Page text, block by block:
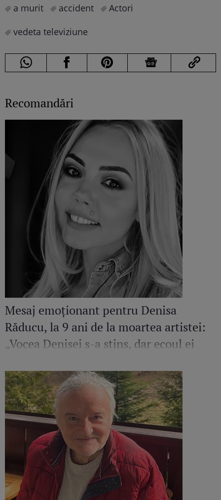
a murit accident
Actori
vedeta televiziune
Recomandări
Mesaj emoționant pentru Denisa
Răducu, la 9 ani de la moartea artistei:
„Vocea Denisei s-a stins, dar ecoul ei